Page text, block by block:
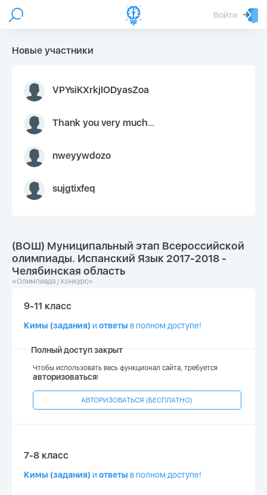
Войти
Новые участники
VPYsiKXrkjIODyasZoa
Thank you very much for your inquiry We appreciate you 9126052 https://youtube.com faceapple !
nweyywdozo
sujgtixfeq
(ВОШ) Муниципальный этап Всероссийской
олимпиады. Испанский Язык 2017-2018 -
Челябинская область
«Олимпиада / Конкурс»
9-11 класс
Кимы (задания) и ответы в полном доступе!
Полный доступ закрыт
Чтобы использовать весь функционал сайта, требуется
авторизоваться!
АВТОРИЗОВАТЬСЯ (БЕСПЛАТНО)
7-8 класс
Кимы (задания) и ответы в полном доступе!